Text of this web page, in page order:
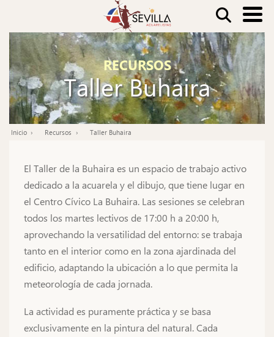
contenido
principal
Buscar
RECURSOS
Taller Buhaira
Ruta
navegación
Inicio Recursos Taller Buhaira
El Taller de la Buhaira es un espacio de trabajo activo
dedicado a la acuarela y el dibujo, que tiene lugar en
el Centro Cívico La Buhaira. Las sesiones se celebran
todos los martes lectivos de 17:00 h a 20:00 h,
aprovechando la versatilidad del entorno: se trabaja
tanto en el interior como en la zona ajardinada del
edificio, adaptando la ubicación a lo que permita la
meteorología de cada jornada.
La actividad es puramente práctica y se basa
exclusivamente en la pintura del natural. Cada